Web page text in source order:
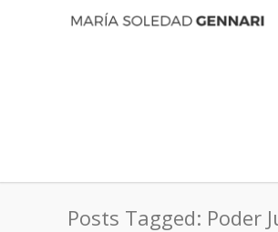
Posts Tagged: Poder